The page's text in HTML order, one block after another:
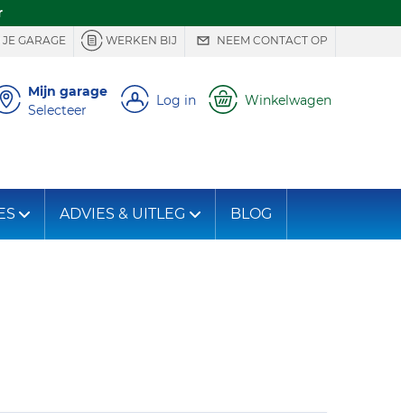
GARAGE WERKEN BIJ NEEM CONTACT OP
Mijn garage
Selecteer
Log in Winkelwagen
ADVIES & UITLEG BLOG